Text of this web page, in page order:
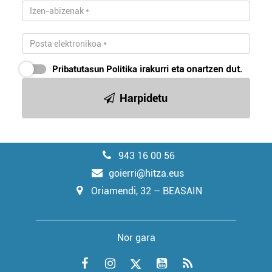
Pribatutasun Politika irakurri eta onartzen dut.
Harpidetu
943 16 00 56
goierri@hitza.eus
Oriamendi, 32 – BEASAIN
Nor gara